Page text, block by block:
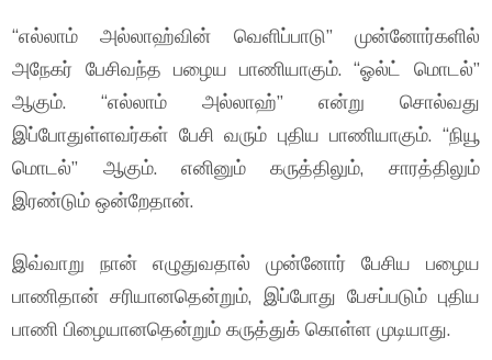
“எல்லாம் அல்லாஹ்வின் வெளிப்பாடு” முன்னோர்களில்
அநேகர் பேசிவந்த பழைய பாணியாகும். “ஓல்ட் மொடல்”
ஆகும். “எல்லாம் அல்லாஹ்” என்று சொல்வது
இப்போதுள்ளவர்கள் பேசி வரும் புதிய பாணியாகும். “நியூ
மொடல்” ஆகும். எனினும் கருத்திலும், சாரத்திலும்
இரண்டும் ஒன்றேதான்.
இவ்வாறு நான் எழுதுவதால் முன்னோர் பேசிய பழைய
பாணிதான் சரியானதென்றும், இப்போது பேசப்படும் புதிய
பாணி பிழையானதென்றும் கருத்துக் கொள்ள முடியாது.